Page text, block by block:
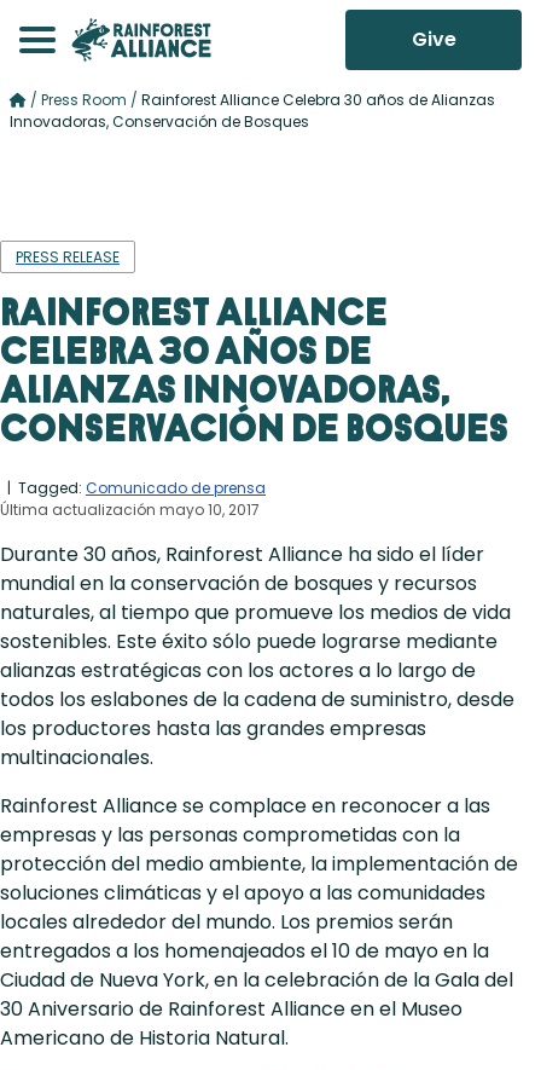
Give
/ Press Room / Rainforest Alliance Celebra 30 años de Alianzas
Innovadoras, Conservación de Bosques
PRESS RELEASE
Rainforest Alliance
Celebra 30 años de
Alianzas Innovadoras,
Conservación de Bosques
| Tagged: Comunicado de prensa
Última actualización mayo 10, 2017
Durante 30 años, Rainforest Alliance ha sido el líder
mundial en la conservación de bosques y recursos
naturales, al tiempo que promueve los medios de vida
sostenibles. Este éxito sólo puede lograrse mediante
alianzas estratégicas con los actores a lo largo de
todos los eslabones de la cadena de suministro, desde
los productores hasta las grandes empresas
multinacionales.
Rainforest Alliance se complace en reconocer a las
empresas y las personas comprometidas con la
protección del medio ambiente, la implementación de
soluciones climáticas y el apoyo a las comunidades
locales alrededor del mundo. Los premios serán
entregados a los homenajeados el 10 de mayo en la
Ciudad de Nueva York, en la celebración de la Gala del
30 Aniversario de Rainforest Alliance en el Museo
Americano de Historia Natural.